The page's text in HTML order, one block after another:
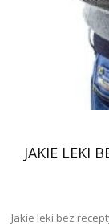
JAKIE LEKI
Jakie leki bez